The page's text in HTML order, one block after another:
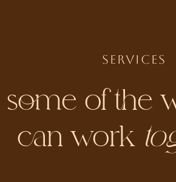
SERVICES
some of the
can work